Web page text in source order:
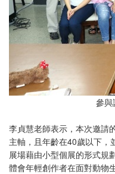
參與
李貞慧老師表示，本次邀請
主軸，且年齡在40歲以下，
展場藉由小型個展的形式規
體會年輕創作者在面對動物